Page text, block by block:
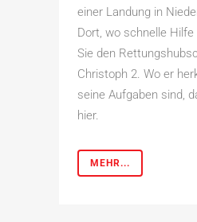
einer Landung in
Dort, wo schnelle
Sie den
Christoph 2. Wo er
seine Aufgaben sind,
hier.
MEHR...